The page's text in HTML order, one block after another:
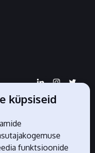
küpsiseid
funktsioonide